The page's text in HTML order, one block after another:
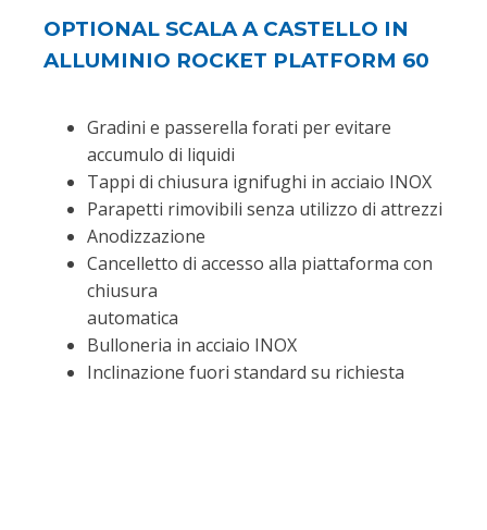
OPTIONAL SCALA A CASTELLO IN
ALLUMINIO ROCKET PLATFORM 60
Gradini e passerella forati per evitare
accumulo di liquidi
Tappi di chiusura ignifughi in acciaio INOX
Parapetti rimovibili senza utilizzo di attrezzi
Anodizzazione
Cancelletto di accesso alla piattaforma con
chiusura
automatica
Bulloneria in acciaio INOX
Inclinazione fuori standard su richiesta